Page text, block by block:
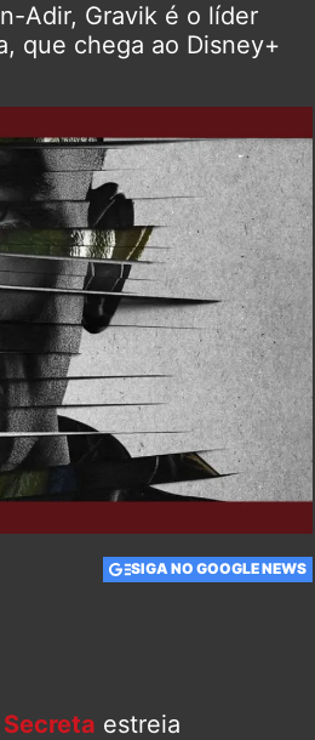
Adir, Gravik é o líder
que chega ao Disney+
SIGA NO GOOGLE NEWS
estreia